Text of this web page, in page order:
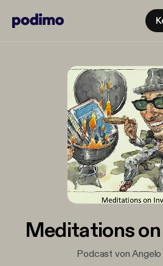
Meditations
Podcast von Angelo